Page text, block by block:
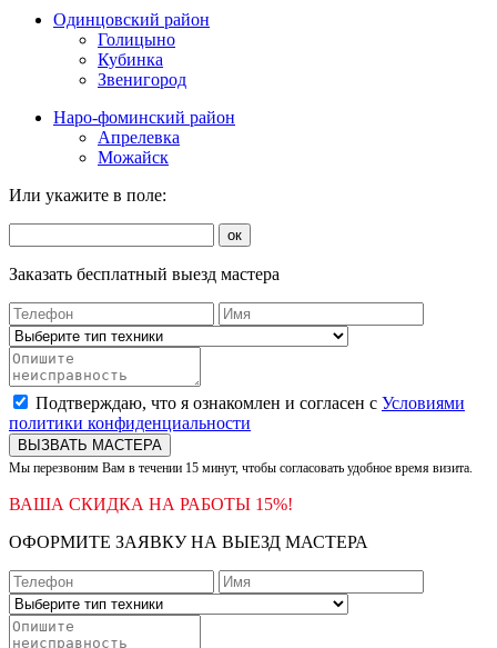
Одинцовский район
Голицыно
Кубинка
Звенигород
Наро-фоминский район
Апрелевка
Можайск
Или укажите в поле:
ок
Заказать бесплатный выезд мастера
Подтверждаю, что я ознакомлен и согласен с Условиями
политики конфиденциальности
ВЫЗВАТЬ МАСТЕРА
Мы перезвоним Вам в течении 15 минут, чтобы согласовать удобное время визита.
ВАША СКИДКА НА РАБОТЫ 15%!
ОФОРМИТЕ ЗАЯВКУ НА ВЫЕЗД МАСТЕРА